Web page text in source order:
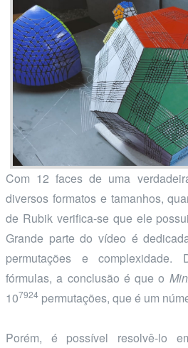
Com 12 faces de uma
diversos formatos e tamanhos,
de Rubik verifica-se que ele
Grande parte do vídeo é
permutações e
fórmulas, a conclusão é que o
107924 permutações, que é um
Porém, é possível resolvê-lo